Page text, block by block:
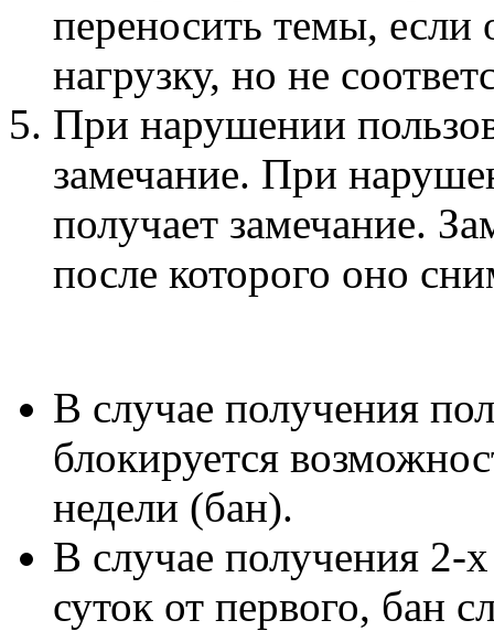
переносить темы,
нагрузку, но не
При нарушении
замечание. При
получает замечание.
после которого оно
В случае получения
блокируется
недели (бан).
В случае получения 2-
суток от первого, бан